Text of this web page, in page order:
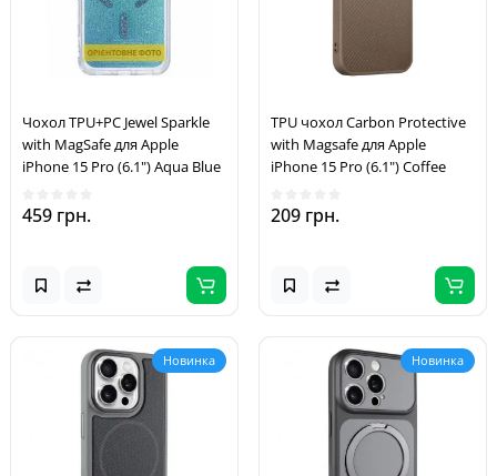
Чохол TPU+PC Jewel Sparkle
with MagSafe для Apple
iPhone 15 Pro (6.1") Aqua Blue
459 грн.
TPU чохол Carbon Protective
with Magsafe для Apple
iPhone 15 Pro (6.1") Coffee
209 грн.
Новинка Новинка